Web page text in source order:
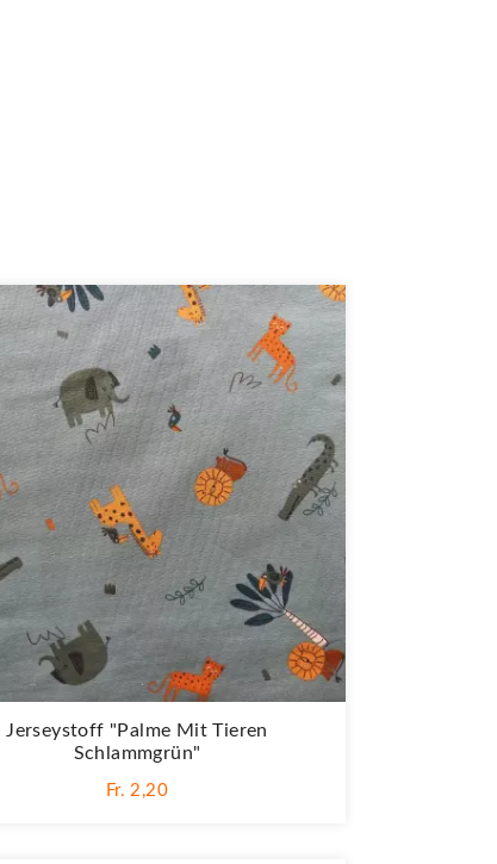
Jerseystoff "Palme Mit Tieren
Schlammgrün"
Fr. 2,20